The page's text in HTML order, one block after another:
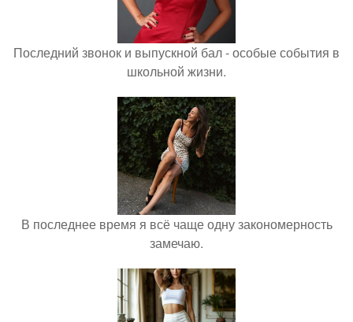
Последний звонок и выпускной бал - особые события в
школьной жизни.
В последнее время я всё чаще одну закономерность
замечаю.